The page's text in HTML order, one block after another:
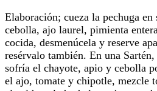
Elaboración; cueza la pechuga
cebolla, ajo laurel, pimienta
cocida, desmenúcela y reserve
resérvalo también. En una
sofría el chayote, apio y cebolla
el ajo, tomate y chipotle, mezcle